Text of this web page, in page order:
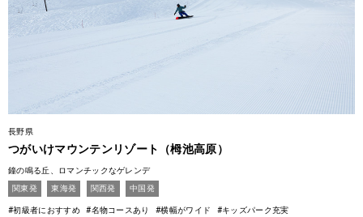
長野県
つがいけマウンテンリゾート（栂池高原）
鐘の鳴る丘、ロマンチックなゲレンデ
関東発
東海発 関西発 中国発
#初級者におすすめ #名物コースあり #横幅がワイド #キッズパーク充実